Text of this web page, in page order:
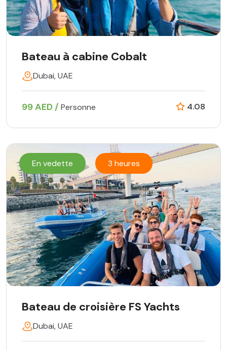
Bateau à cabine Cobalt
Dubai, UAE
99 AED / Personne 4.08
En vedette 3 heures
Bateau de croisière FS Yachts
Dubai, UAE